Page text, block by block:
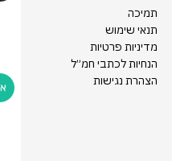
תמיכה
תנאי שימוש
מדיניות פרטיות
הנחיות לכתבי חמ״ל
הצהרת נגישות